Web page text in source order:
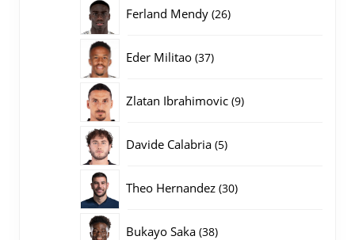
Ferland Mendy 2626
Eder Militao 3737
Zlatan Ibrahimovic 99
Davide Calabria 55
Theo Hernandez 3030
Bukayo Saka 3838